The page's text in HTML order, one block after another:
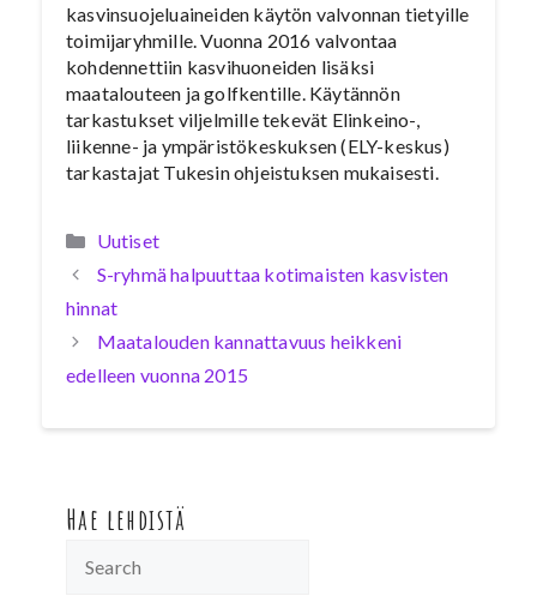
kasvinsuojeluaineiden käytön valvonnan tietyille
toimijaryhmille. Vuonna 2016 valvontaa
kohdennettiin kasvihuoneiden lisäksi
maatalouteen ja golfkentille. Käytännön
tarkastukset viljelmille tekevät Elinkeino-,
liikenne- ja ympäristökeskuksen (ELY-keskus)
tarkastajat Tukesin ohjeistuksen mukaisesti.
Kategoriat
Uutiset
S-ryhmä halpuuttaa kotimaisten kasvisten
hinnat
Maatalouden kannattavuus heikkeni
edelleen vuonna 2015
Hae lehdistä